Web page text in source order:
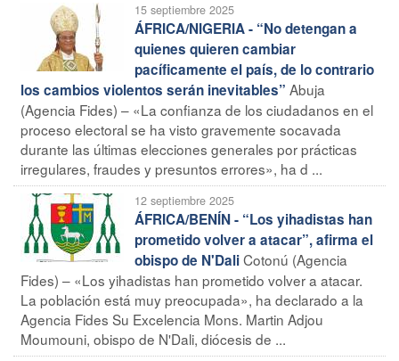
15 septiembre 2025
ÁFRICA/NIGERIA - “No detengan a
quienes quieren cambiar
pacíficamente el país, de lo contrario
los cambios violentos serán inevitables” Abuja
(Agencia Fides) – «La confianza de los ciudadanos en el
proceso electoral se ha visto gravemente socavada
durante las últimas elecciones generales por prácticas
irregulares, fraudes y presuntos errores», ha d ...
12 septiembre 2025
ÁFRICA/BENÍN - “Los yihadistas han
prometido volver a atacar”, afirma el
obispo de N'DaliCotonú (Agencia
Fides) – «Los yihadistas han prometido volver a atacar.
La población está muy preocupada», ha declarado a la
Agencia Fides Su Excelencia Mons. Martin Adjou
Moumouni, obispo de N'Dali, diócesis de ...